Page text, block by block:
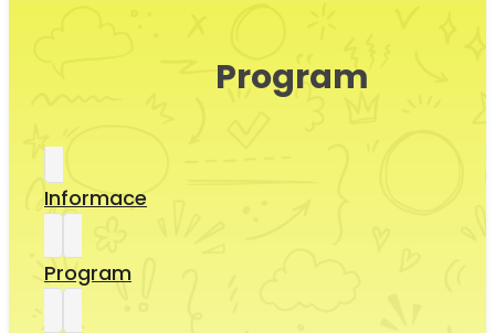
Program
Informace
Program